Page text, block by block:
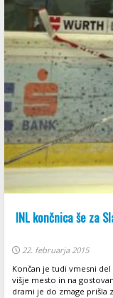
INL končnica še za
22. februarja 2015
Končan je tudi vmesni
višje mesto in na
drami je do zmage prišla